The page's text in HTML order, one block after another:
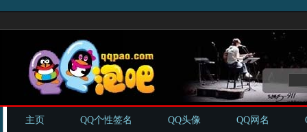
主页 QQ个性签名 QQ头像 QQ网名